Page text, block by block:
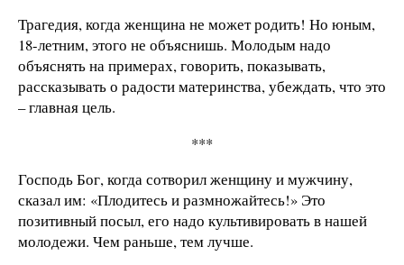
Трагедия, когда женщина не может родить! Но юным,
18-летним, этого не объяснишь. Молодым надо
объяснять на примерах, говорить, показывать,
рассказывать о радости материнства, убеждать, что это
– главная цель.
***
Господь Бог, когда сотворил женщину и мужчину,
сказал им: «Плодитесь и размножайтесь!» Это
позитивный посыл, его надо культивировать в нашей
молодежи. Чем раньше, тем лучше.